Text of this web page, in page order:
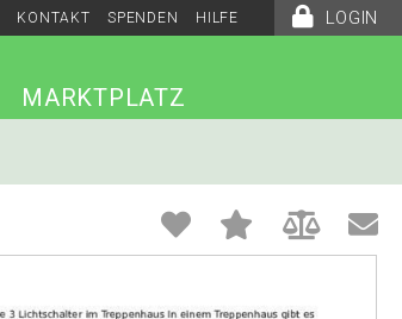
LOGIN
KONTAKT SPENDEN HILFE
MARKTPLATZ